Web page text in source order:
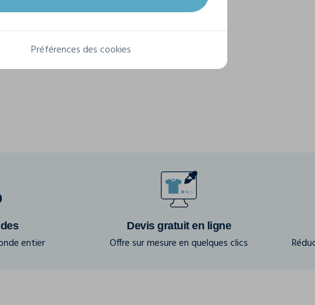
47 cm x 40 cm x 17 cm
entier
Devis gratuit en ligne
Offre sur mesure en quelques clics
Préférences des cookies